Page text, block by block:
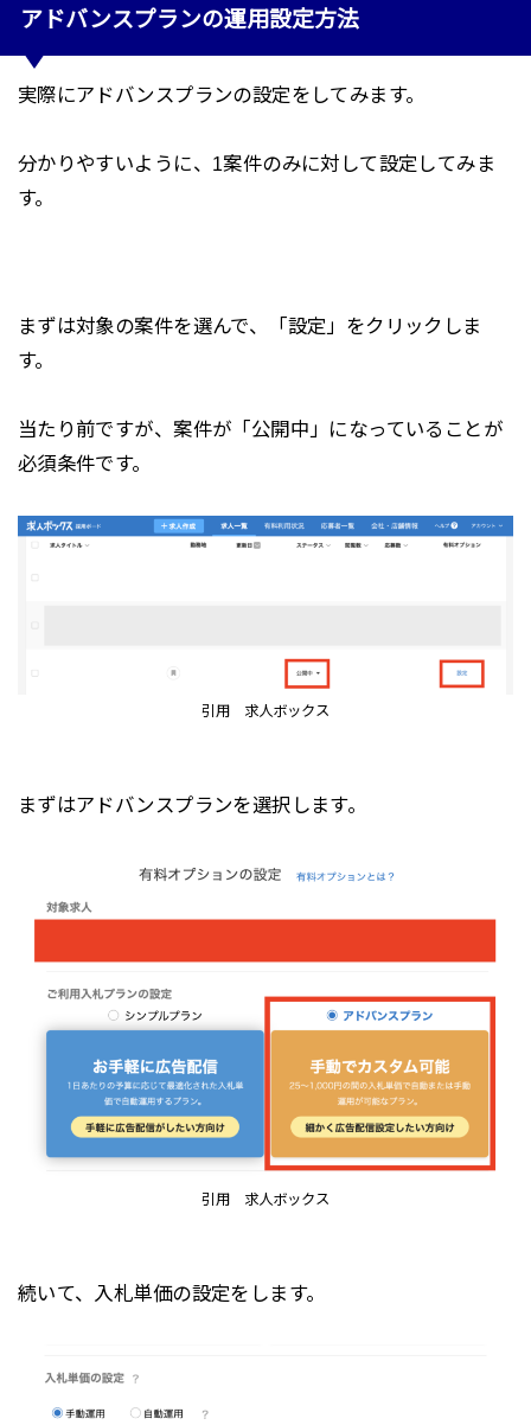
アドバンスプランの運用設定方法
実際にアドバンスプランの設定をしてみます。
分かりやすいように、1案件のみに対して設定してみま
す。
まずは対象の案件を選んで、「設定」をクリックしま
す。
当たり前ですが、案件が「公開中」になっていることが
必須条件です。
引用 求人ボックス
まずはアドバンスプランを選択します。
引用 求人ボックス
続いて、入札単価の設定をします。